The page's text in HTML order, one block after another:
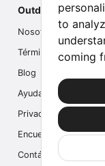
to
coming
Outdoor Index
Nosotros
Términos
Blog
Ayuda
Privacidad
Encuesta
Contáctanos